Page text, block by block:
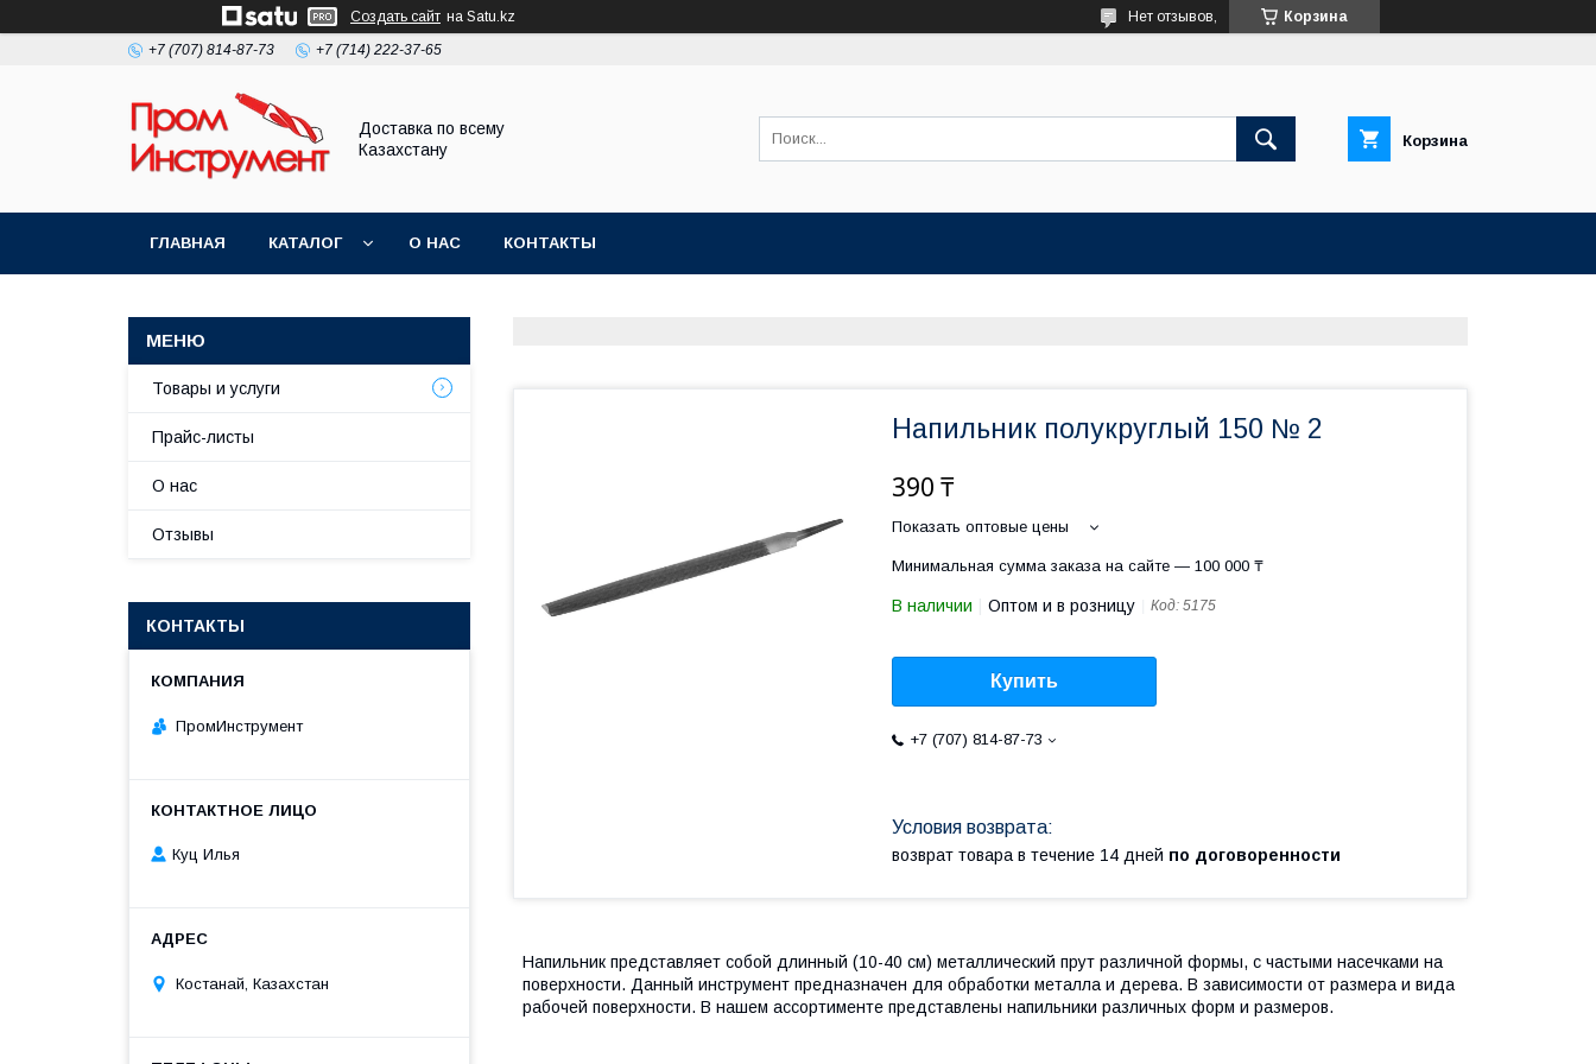
Создать сайт на Satu.kz Корзина
Нет отзывов,
+7 (707) 814-87-73 +7 (714) 222-37-65
Доставка по всему
Казахстану
Корзина
ГЛАВНАЯ КАТАЛОГ О НАС КОНТАКТЫ
Напильник полукруглый 150 № 2
390 ₸
Показать оптовые цены
Минимальная сумма заказа на сайте — 100 000 ₸
В наличии Оптом и в розницу Код: 5175
Купить
+7 (707) 814-87-73
возврат товара в течение 14 дней по договоренности
Напильник представляет собой длинный (10-40 см) металлический прут различной формы, с частыми насечками на
поверхности. Данный инструмент предназначен для обработки металла и дерева. В зависимости от размера и вида
рабочей поверхности. В нашем ассортименте представлены напильники различных форм и размеров.
Товары и услуги
Прайс-листы
О нас
Отзывы
КОНТАКТЫ
ПромИнструмент
Куц Илья
Костанай, Казахстан